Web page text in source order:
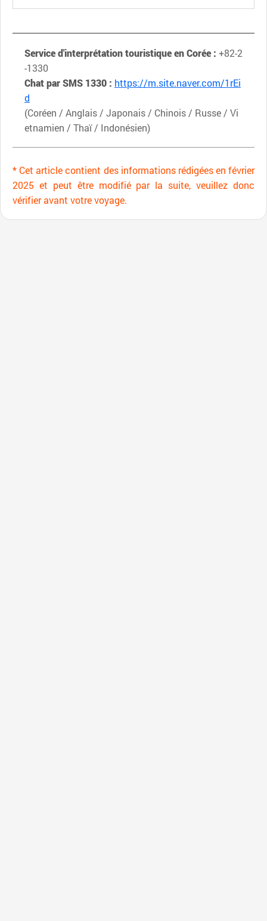
Service d'interprétation touristique en Corée : +82-2
-1330
Chat par SMS 1330 : https://m.site.naver.com/1rEi
d
(Coréen / Anglais / Japonais / Chinois / Russe / Vi
etnamien / Thaï / Indonésien)
* Cet article contient des informations rédigées en février
2025 et peut être modifié par la suite, veuillez donc
vérifier avant votre voyage.